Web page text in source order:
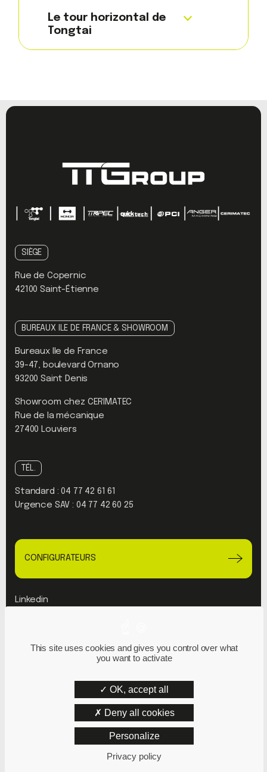
Le tour horizontal de
Tongtai
SIÈGE
Rue de Copernic
42100 Saint-Étienne
BUREAUX ILE DE FRANCE & SHOWROOM
Bureaux Ile de France
39-47, boulevard Ornano
93200 Saint Denis
Showroom chez CERIMATEC
Rue de la mécanique
27400 Louviers
TÉL.
Standard : 04 77 42 61 61
Urgence SAV : 04 77 42 60 25
CONFIGURATEURS
Linkedin
Plan du site
This site uses cookies and gives you control over what
you want to activate
OK, accept all
Deny all cookies
Personalize
Privacy policy